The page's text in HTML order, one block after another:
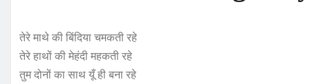
तेरे माथे की बिंदिया चमकती रहे
तेरे हाथों की मेहंदी महकती रहे
तुम दोनों का साथ यूँ ही बना रहे